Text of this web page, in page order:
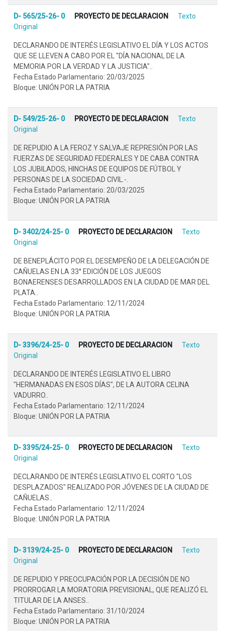
D- 565/25-26- 0 PROYECTO DE DECLARACION
Texto
Original
DECLARANDO DE INTERÉS LEGISLATIVO EL DÍA Y LOS ACTOS
QUE SE LLEVEN A CABO POR EL "DÍA NACIONAL DE LA
MEMORIA POR LA VERDAD Y LA JUSTICIA"..
Fecha Estado Parlamentario: 20/03/2025
Bloque: UNIÓN POR LA PATRIA
D- 549/25-26- 0 PROYECTO DE DECLARACION
Texto
Original
DE REPUDIO A LA FEROZ Y SALVAJE REPRESIÓN POR LAS
FUERZAS DE SEGURIDAD FEDERALES Y DE CABA CONTRA
LOS JUBILADOS, HINCHAS DE EQUIPOS DE FÚTBOL Y
PERSONAS DE LA SOCIEDAD CIVIL.-.
Fecha Estado Parlamentario: 20/03/2025
Bloque: UNIÓN POR LA PATRIA
D- 3402/24-25- 0 PROYECTO DE DECLARACION
Texto
Original
DE BENEPLÁCITO POR EL DESEMPEÑO DE LA DELEGACIÓN DE
CAÑUELAS EN LA 33° EDICIÓN DE LOS JUEGOS
BONAERENSES DESARROLLADOS EN LA CIUDAD DE MAR DEL
PLATA..
Fecha Estado Parlamentario: 12/11/2024
Bloque: UNIÓN POR LA PATRIA
D- 3396/24-25- 0 PROYECTO DE DECLARACION
Texto
Original
DECLARANDO DE INTERÉS LEGISLATIVO EL LIBRO
"HERMANADAS EN ESOS DÍAS", DE LA AUTORA CELINA
VADURRO..
Fecha Estado Parlamentario: 12/11/2024
Bloque: UNIÓN POR LA PATRIA
D- 3395/24-25- 0 PROYECTO DE DECLARACION
Texto
Original
DECLARANDO DE INTERÉS LEGISLATIVO EL CORTO "LOS
DESPLAZADOS" REALIZADO POR JÓVENES DE LA CIUDAD DE
CAÑUELAS..
Fecha Estado Parlamentario: 12/11/2024
Bloque: UNIÓN POR LA PATRIA
D- 3139/24-25- 0 PROYECTO DE DECLARACION
Texto
Original
DE REPUDIO Y PREOCUPACIÓN POR LA DECISIÓN DE NO
PRORROGAR LA MORATORIA PREVISIONAL, QUE REALIZÓ EL
TITULAR DE LA ANSES..
Fecha Estado Parlamentario: 31/10/2024
Bloque: UNIÓN POR LA PATRIA